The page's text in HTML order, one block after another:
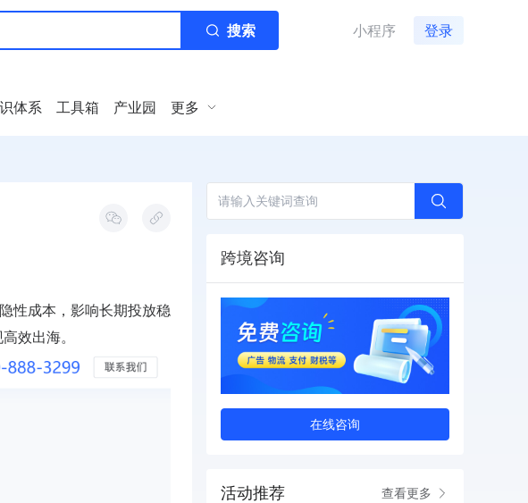
搜索 小程序 登录
体系 工具箱 产业园 更多
性成本，影响长期投放稳
效出海。
跨境咨询
在线咨询
活动推荐 查看更多